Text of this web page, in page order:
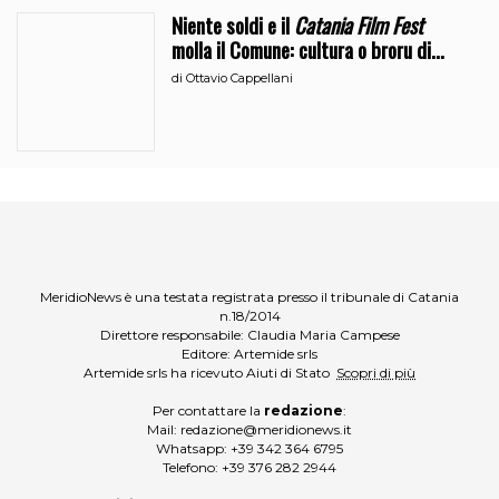
Niente soldi e ilCatania Film Fest
molla il Comune: cultura o broru di
ciciri?
diOttavio Cappellani
MeridioNews è una testata registrata presso il tribunale di Catania
n.18/2014
Direttore responsabile: Claudia Maria Campese
Editore: Artemide srls
Artemide srls ha ricevuto Aiuti di Stato Scopri di più
Per contattare la redazione:
Mail: redazione@meridionews.it
Whatsapp: +39 342 364 6795
Telefono: +39 376 282 2944